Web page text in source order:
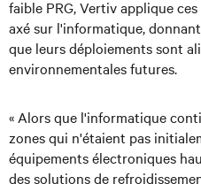
faible PRG, Vertiv applique
axé sur l'informatique,
que leurs déploiements sont
environnementales futures.
« Alors que l'informatique
zones qui n'étaient pas
équipements électroniques
des solutions de